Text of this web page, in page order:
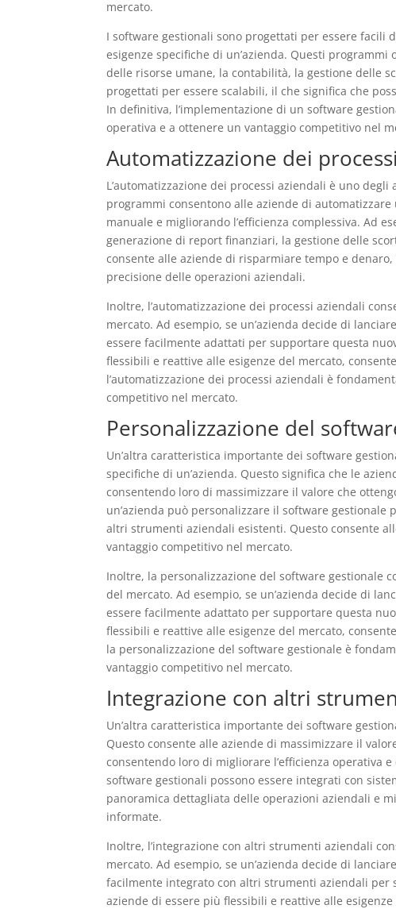
mercato.
I software gestionali sono progettati per essere facili
esigenze specifiche di un’azienda. Questi
delle risorse umane, la contabilità, la gestione delle
progettati per essere scalabili, il che significa che
In definitiva, l’implementazione di un software
operativa e a ottenere un vantaggio competitivo nel
Automatizzazione dei
L’automatizzazione dei processi aziendali è uno
programmi consentono alle aziende di
manuale e migliorando l’efficienza complessiva. Ad
generazione di report finanziari, la gestione delle
consente alle aziende di risparmiare tempo e
precisione delle operazioni aziendali.
Inoltre, l’automatizzazione dei processi aziendali
mercato. Ad esempio, se un’azienda decide di
essere facilmente adattati per supportare questa
flessibili e reattive alle esigenze del mercato,
l’automatizzazione dei processi aziendali è
competitivo nel mercato.
Personalizzazione del
Un’altra caratteristica importante dei software
specifiche di un’azienda. Questo significa che le
consentendo loro di massimizzare il valore che
un’azienda può personalizzare il software
altri strumenti aziendali esistenti. Questo consente
vantaggio competitivo nel mercato.
Inoltre, la personalizzazione del software gestionale
del mercato. Ad esempio, se un’azienda decide di
essere facilmente adattato per supportare questa
flessibili e reattive alle esigenze del mercato,
la personalizzazione del software gestionale è
vantaggio competitivo nel mercato.
Integrazione con altri
Un’altra caratteristica importante dei software
Questo consente alle aziende di massimizzare il
consentendo loro di migliorare l’efficienza operativa
software gestionali possono essere integrati con
panoramica dettagliata delle operazioni aziendali e
informate.
Inoltre, l’integrazione con altri strumenti aziendali
mercato. Ad esempio, se un’azienda decide di
facilmente integrato con altri strumenti aziendali per
aziende di essere più flessibili e reattive alle